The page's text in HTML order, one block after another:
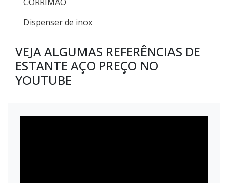
Dispenser de inox
VEJA ALGUMAS REFERÊNCIAS DE
ESTANTE AÇO PREÇO NO
YOUTUBE